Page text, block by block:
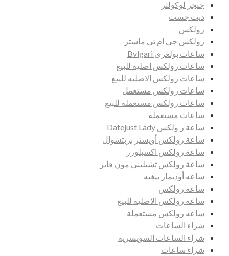
جيجر لوكولتر
ديت جست
رولكس
رولكس جي ام تي ماستر
ساعات بولغرى Bvlgari
ساعات رولكس اصلية للبيع
ساعات رولكس الاصليه للبيع
ساعات رولكس مستعمل
ساعات رولكس مستعمله للبيع
ساعات مستعملة
ساعة ر ولكس Datejust Lady
ساعة رولكس أويستر بربتشوال
ساعة رولكس اكسبلورر
ساعة رولكس تشيليني مون فايز
ساعه أوديمار بيغيه
ساعه رولكس
ساعه رولكس الاصليه للبيع
ساعه رولكس مستعملة
شراء الساعات
شراء الساعات السويسريه
شراء ساعات